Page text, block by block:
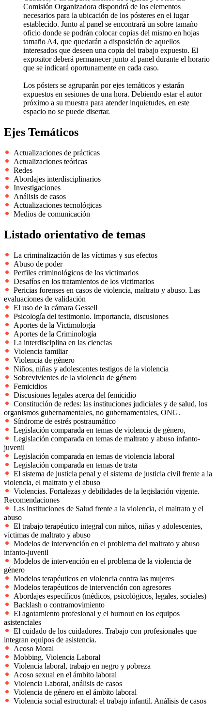
Comisión Organizadora dispondrá de los elementos
necesarios para la ubicación de los pósteres en el lugar
establecido. Junto al panel se encontrará un sobre tamaño
oficio donde se podrán colocar copias del mismo en hojas
tamaño A4, que quedarán a disposición de aquellos
interesados que deseen una copia del trabajo expuesto. El
expositor deberá permanecer junto al panel durante el horario
que se indicará oportunamente en cada caso.
Los pósters se agruparán por ejes temáticos y estarán
expuestos en sesiones de una hora. Debiendo estar el autor
próximo a su muestra para atender inquietudes, en este
espacio no se puede disertar.
Ejes Temáticos
Actualizaciones de prácticas
Actualizaciones teóricas
Redes
Abordajes interdisciplinarios
Investigaciones
Análisis de casos
Actualizaciones tecnológicas
Medios de comunicación
Listado orientativo de temas
La criminalización de las víctimas y sus efectos
Abuso de poder
Perfiles criminológicos de los victimarios
Desafíos en los tratamientos de los victimarios
Pericias forenses en casos de violencia, maltrato y abuso. Las
evaluaciones de validación
El uso de la cámara Gessell
Psicología del testimonio. Importancia, discusiones
Aportes de la Victimología
Aportes de la Criminología
La interdisciplina en las ciencias
Violencia familiar
Violencia de género
Niños, niñas y adolescentes testigos de la violencia
Sobrevivientes de la violencia de género
Femicidios
Discusiones legales acerca del femicidio
Constitución de redes: las instituciones judiciales y de salud, los
organismos gubernamentales, no gubernamentales, ONG.
Síndrome de estrés postraumático
Legislación comparada en temas de violencia de género,
Legislación comparada en temas de maltrato y abuso infanto-
juvenil
Legislación comparada en temas de violencia laboral
Legislación comparada en temas de trata
El sistema de justicia penal y el sistema de justicia civil frente a la
violencia, el maltrato y el abuso
Violencias. Fortalezas y debilidades de la legislación vigente.
Recomendaciones
Las instituciones de Salud frente a la violencia, el maltrato y el
abuso
El trabajo terapéutico integral con niños, niñas y adolescentes,
víctimas de maltrato y abuso
Modelos de intervención en el problema del maltrato y abuso
infanto-juvenil
Modelos de intervención en el problema de la violencia de
género
Modelos terapéuticos en violencia contra las mujeres
Modelos terapéuticos de intervención con agresores
Abordajes específicos (médicos, psicológicos, legales, sociales)
Backlash o contramovimiento
El agotamiento profesional y el burnout en los equipos
asistenciales
El cuidado de los cuidadores. Trabajo con profesionales que
integran equipos de asistencia.
Acoso Moral
Mobbing. Violencia Laboral
Violencia laboral, trabajo en negro y pobreza
Acoso sexual en el ámbito laboral
Violencia Laboral, análisis de casos
Violencia de género en el ámbito laboral
Violencia social estructural: el trabajo infantil. Análisis de casos